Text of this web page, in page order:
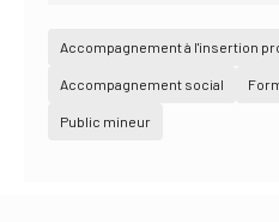
Accompagnement à l'insertion
Accompagnement social
Public mineur